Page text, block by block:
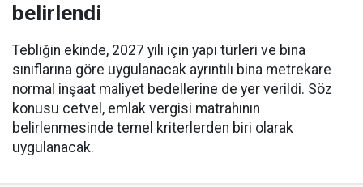
belirlendi
Tebliğin ekinde, 2027 yılı için yapı türleri ve bina
sınıflarına göre uygulanacak ayrıntılı bina metrekare
normal inşaat maliyet bedellerine de yer verildi. Söz
konusu cetvel, emlak vergisi matrahının
belirlenmesinde temel kriterlerden biri olarak
uygulanacak.